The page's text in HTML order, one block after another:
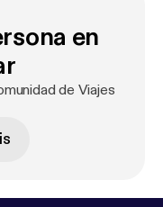
cealdes?lang=e
en
de Viajes